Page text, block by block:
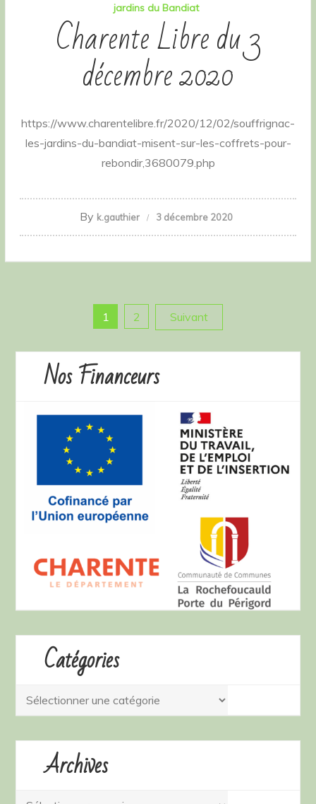
jardins du Bandiat
Charente Libre du 3
décembre 2020
https://www.charentelibre.fr/2020/12/02/souffrignac-
les-jardins-du-bandiat-misent-sur-les-coffrets-pour-
rebondir,3680079.php
By k.gauthier 3 décembre 2020
Pagination
des
publications
1 2 Suivant
Nos Financeurs
Catégories
Catégories
Archives
Archives